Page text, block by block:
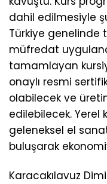
dahil edilmesiyle
Türkiye genelinde
müfredat
tamamlayan
onaylı resmi
olabilecek ve
edilebilecek. Yerel
geleneksel el
buluşarak
Karacakılavuz